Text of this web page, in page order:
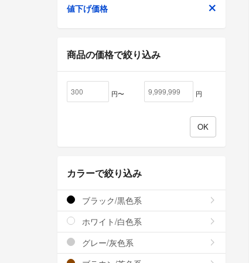
値下げ価格
商品の価格で絞り込み
円〜 円
カラーで絞り込み
ブラック/黒色系
ホワイト/白色系
グレー/灰色系